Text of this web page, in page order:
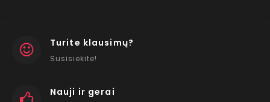
Turite klausimų?
Susisiekite!
Nauji ir gerai